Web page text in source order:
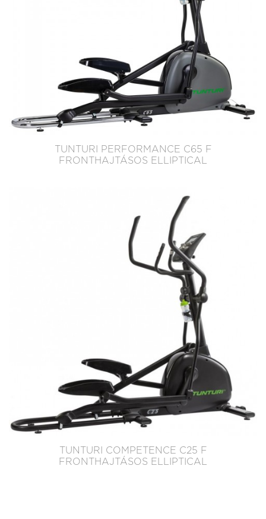
TUNTURI PERFORMANCE C65 F
FRONTHAJTÁSOS ELLIPTICAL
TUNTURI COMPETENCE C25 F
FRONTHAJTÁSOS ELLIPTICAL